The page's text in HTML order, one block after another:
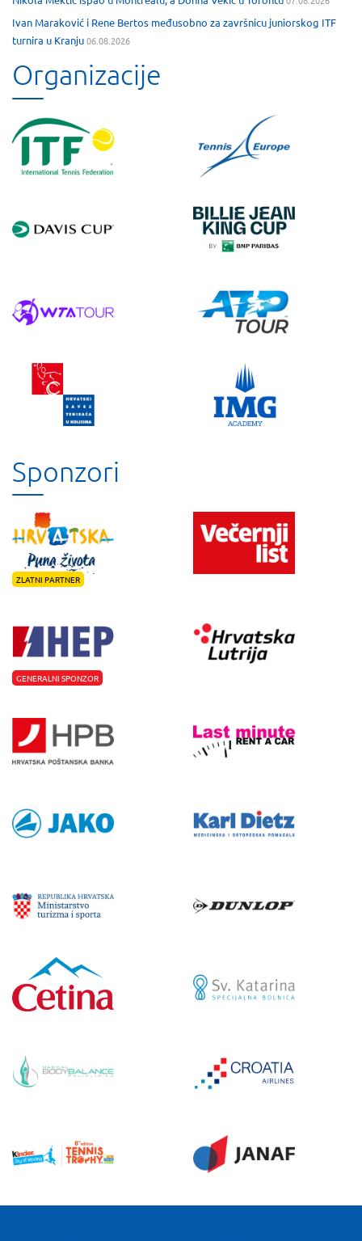
Ivan Maraković i Rene Bertos međusobno za završnicu juniorskog ITF
turnira u Kranju06.08.2026
Organizacije
Sponzori
ZLATNI PARTNER
GENERALNI SPONZOR